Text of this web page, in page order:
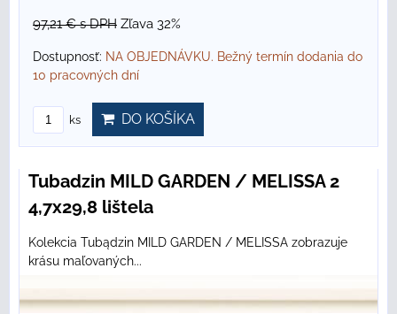
97,21 €s DPH Zľava 32%
Dostupnosť: NA OBJEDNÁVKU. Bežný termín dodania do
10 pracovných dní
ks DO KOŠÍKA
Tubadzin MILD GARDEN / MELISSA 2
4,7x29,8 lištela
Kolekcia Tubądzin MILD GARDEN / MELISSA zobrazuje
krásu maľovaných...